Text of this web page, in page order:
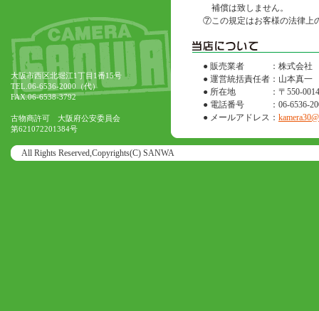
補償は致しません。
⑦この規定はお客様の法律上
● 販売業者
：株式会
● 運営統括責任者 ：山本真一
● 所在地
：〒550-
● 電話番号
：06-6536-
● メールアドレス ：
大阪市西区北堀江1丁目1番15号
TEL.06-6536-2000（代）
FAX.06-6538-3792
古物商許可 大阪府公安委員会
第621072201384号
All Rights Reserved,Copyrights(C) SANWA